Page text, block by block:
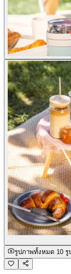
รูปภาพทั้งหมด 10 รูป